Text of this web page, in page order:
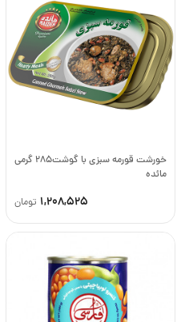
خورشت قورمه سبزی با گوشت285 گرمی
مائده
1,208,525 تومان